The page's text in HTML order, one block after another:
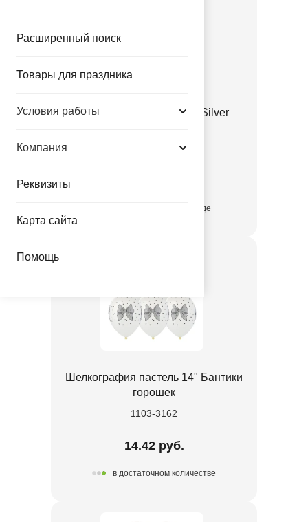
Расширенный поиск
Товары для праздника
Условия работы
Компания
Реквизиты
Карта сайта
Помощь
Шелк 11" Горошек Gold Silver
присутствует на складе
Шелкография пастель 14" Бантики
горошек
1103-3162
14.42 руб.
в достаточном количестве